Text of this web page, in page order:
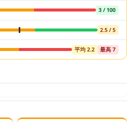
3 / 100
2.5 / 5
平均 2.2 最高 7